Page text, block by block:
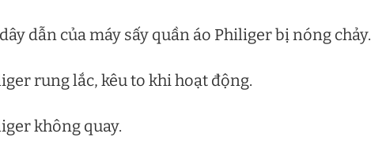
dẫn của máy sấy quần áo Philiger bị nóng chảy.
rung lắc, kêu to khi hoạt động.
không quay.